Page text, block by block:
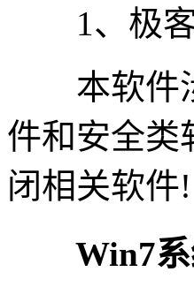
1、极客
本软件涉
件和安全类
闭相关软件!
Win7系